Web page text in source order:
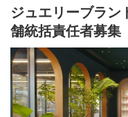
19:00 終業
（お客様の予約状況によ
す）
●土日祝の事例
10:00 始業、朝礼、夜間
11:00 接客①
12:30 接客①終了、接客後
13:00 休憩
ジュエリーコンサルタン
商品をお届けしているた
し、ぴったりのジュエリ
全”予約制で、1組につき1
なっています。
・ショールームでの接客
・電話、メール、チャッ
・伝票発行
・原価管理
・納期管理（フェアや長期
・在庫管理（棚卸し）
・業務フローの見直し、
・工場・サプライヤー折衝
・貯蔵品・備品管理（品質
・修理対応
ジュエリーブラン
舗統括責任者募集